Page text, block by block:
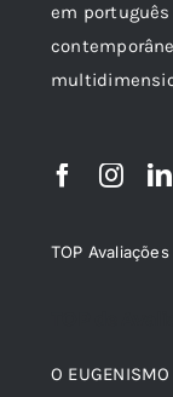
em
TOP Avaliações
O EUGENISMO